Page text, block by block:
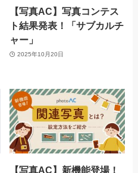
【写真AC】写真コンテス
ト結果発表！「サブカルチ
ャー」
2025年10月20日
【写真AC】新機能登場！